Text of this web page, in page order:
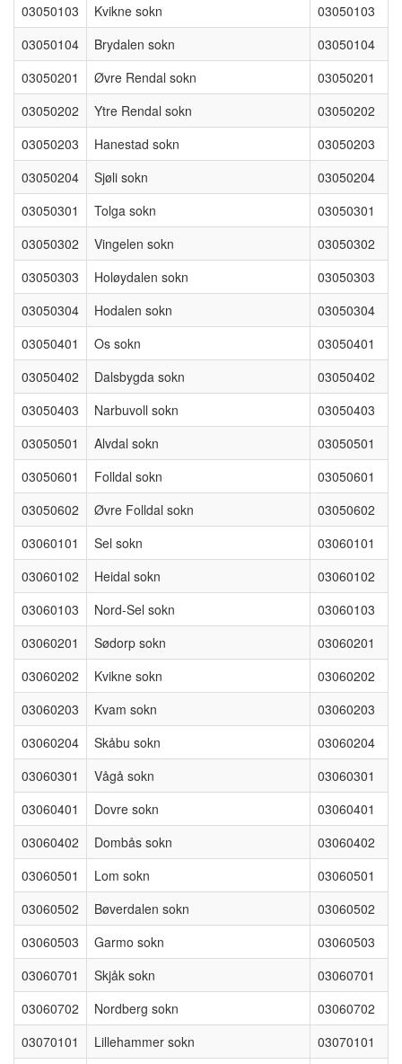
03050103
Kvikne sokn
03050103
03050104
Brydalen sokn
03050104
03050201
Øvre Rendal sokn
03050201
03050202
Ytre Rendal sokn
03050202
03050203
Hanestad sokn
03050203
03050204
Sjøli sokn
03050204
03050301
Tolga sokn
03050301
03050302
Vingelen sokn
03050302
03050303
Holøydalen sokn
03050303
03050304
Hodalen sokn
03050304
03050401
Os sokn
03050401
03050402
Dalsbygda sokn
03050402
03050403
Narbuvoll sokn
03050403
03050501
Alvdal sokn
03050501
03050601
Folldal sokn
03050601
03050602
Øvre Folldal sokn
03050602
03060101
Sel sokn
03060101
03060102
Heidal sokn
03060102
03060103
Nord-Sel sokn
03060103
03060201
Sødorp sokn
03060201
03060202
Kvikne sokn
03060202
03060203
Kvam sokn
03060203
03060204
Skåbu sokn
03060204
03060301
Vågå sokn
03060301
03060401
Dovre sokn
03060401
03060402
Dombås sokn
03060402
03060501
Lom sokn
03060501
03060502
Bøverdalen sokn
03060502
03060503
Garmo sokn
03060503
03060701
Skjåk sokn
03060701
03060702
Nordberg sokn
03060702
03070101
Lillehammer sokn
03070101